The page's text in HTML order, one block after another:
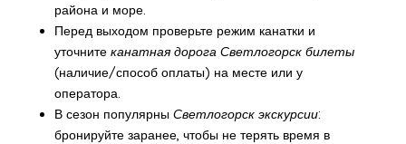
района и море.
Перед выходом проверьте режим канатки и
уточните канатная дорога Светлогорск билеты
(наличие/способ оплаты) на месте или у
оператора.
В сезон популярны Светлогорск экскурсии:
бронируйте заранее, чтобы не терять время в